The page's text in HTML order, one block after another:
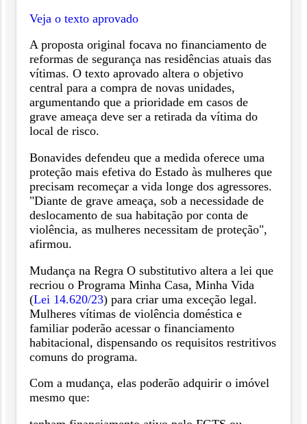
Veja o texto aprovado
A proposta original focava no financiamento de
reformas de segurança nas residências atuais das
vítimas. O texto aprovado altera o objetivo
central para a compra de novas unidades,
argumentando que a prioridade em casos de
grave ameaça deve ser a retirada da vítima do
local de risco.
Bonavides defendeu que a medida oferece uma
proteção mais efetiva do Estado às mulheres que
precisam recomeçar a vida longe dos agressores.
"Diante de grave ameaça, sob a necessidade de
deslocamento de sua habitação por conta de
violência, as mulheres necessitam de proteção",
afirmou.
Mudança na Regra O substitutivo altera a lei que
recriou o Programa Minha Casa, Minha Vida
(Lei 14.620/23) para criar uma exceção legal.
Mulheres vítimas de violência doméstica e
familiar poderão acessar o financiamento
habitacional, dispensando os requisitos restritivos
comuns do programa.
Com a mudança, elas poderão adquirir o imóvel
mesmo que: